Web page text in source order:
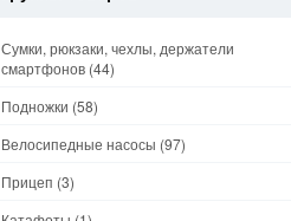
Сумки, рюкзаки, чехлы, держатели
смартфонов (44)
Подножки (58)
Велосипедные насосы (97)
Прицеп (3)